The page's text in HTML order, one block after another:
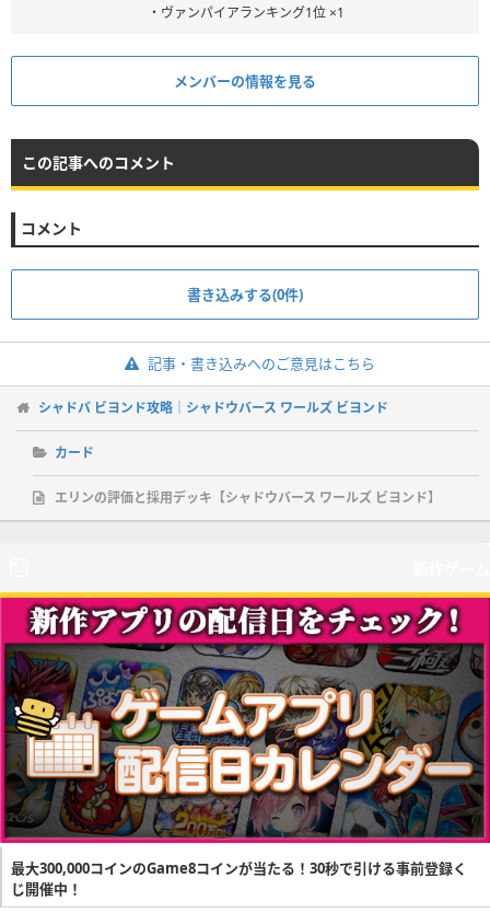
・ヴァンパイアランキング1位 ×1
メンバーの情報を見る
この記事へのコメント
コメント
書き込みする(0件)
記事・書き込みへのご意見はこちら
シャドバ ビヨンド攻略｜シャドウバース ワールズ ビヨンド
カード
エリンの評価と採用デッキ【シャドウバース ワールズ ビヨンド】
最大300,000コインのGame8コインが当たる！30秒で引ける事前登録く
じ開催中！